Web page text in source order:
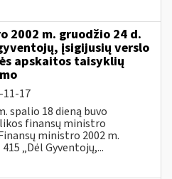
2002 m. gruodžio 24 d.
įsigijusių verslo
apskaitos taisyklių
11-17
spalio 18 dieną buvo
finansų ministro
ministro 2002 m.
„Dėl Gyventojų,...